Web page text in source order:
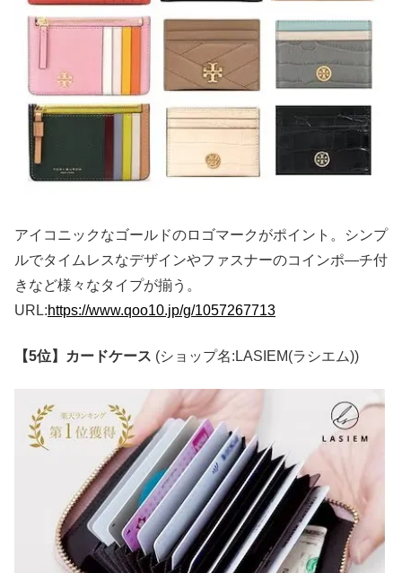
アイコニックなゴールドのロゴマークがポイント。シンプ
ルでタイムレスなデザインやファスナーのコインポ―チ付
きなど様々なタイプが揃う。
URL:https://www.qoo10.jp/g/1057267713
【5位】カードケース (ショップ名:LASIEM(ラシエム))